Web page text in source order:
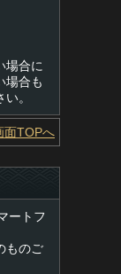
場合に
場合も
。
TOPへ
ートフ
ものご